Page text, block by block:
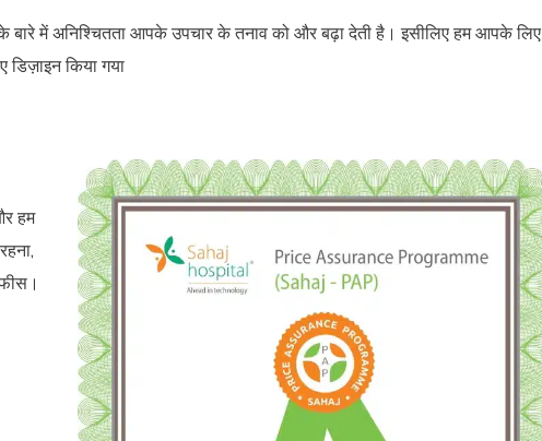
बारे में अनिश्चितता आपके उपचार के तनाव को और बढ़ा देती है। इसीलिए हम आपके लिए
किया गया
हम